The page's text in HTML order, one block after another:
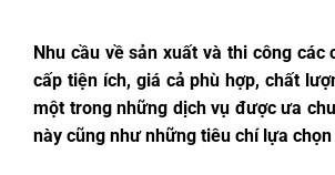
Nhu cầu về sản xuất và thi công
cấp tiện ích, giá cả phù hợp, chất
một trong những dịch vụ được ưa
này cũng như những tiêu chí lựa